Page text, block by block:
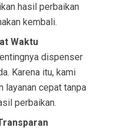
hasil perbaikan
kembali.
Waktu
dispenser
Karena itu, kami
layanan cepat tanpa
perbaikan.